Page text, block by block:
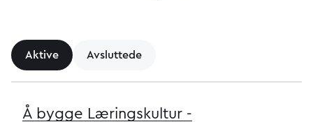
Aktive Avsluttede
Å bygge Læringskultur -